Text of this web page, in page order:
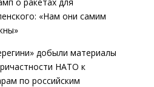
«Нам они самим
добыли материалы
НАТО к
по российским